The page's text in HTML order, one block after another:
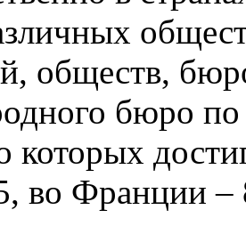
обществ,
бюро по
которых
во Франции –